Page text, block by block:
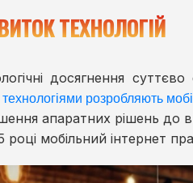
ТЕХНОЛОГІЙ
досягнення
розробляють
апаратних рішень до
році мобільний інтернет